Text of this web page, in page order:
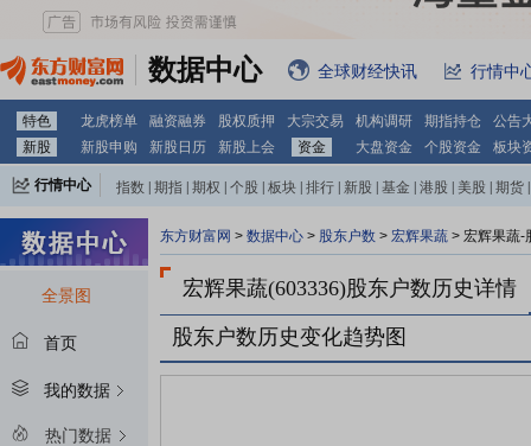
数据中心 全球财经快讯 行情中
特色 龙虎榜单 融资融券 股权质押 大宗交易 机构调研 期指持仓
公告
新股
新股申购 新股日历 新股上会 资金 大盘资金 个股资金 板块
行情中心 指数 期指 期权 个股 板块 排行 新股 基金 港股 美股 期货
全景图
首页
我的数据
热门数据
东方财富网 > 数据中心 > 股东户数 > 宏辉果蔬 > 宏辉果蔬-
宏辉果蔬(603336)股东户数历史详情
股东户数历史变化趋势图